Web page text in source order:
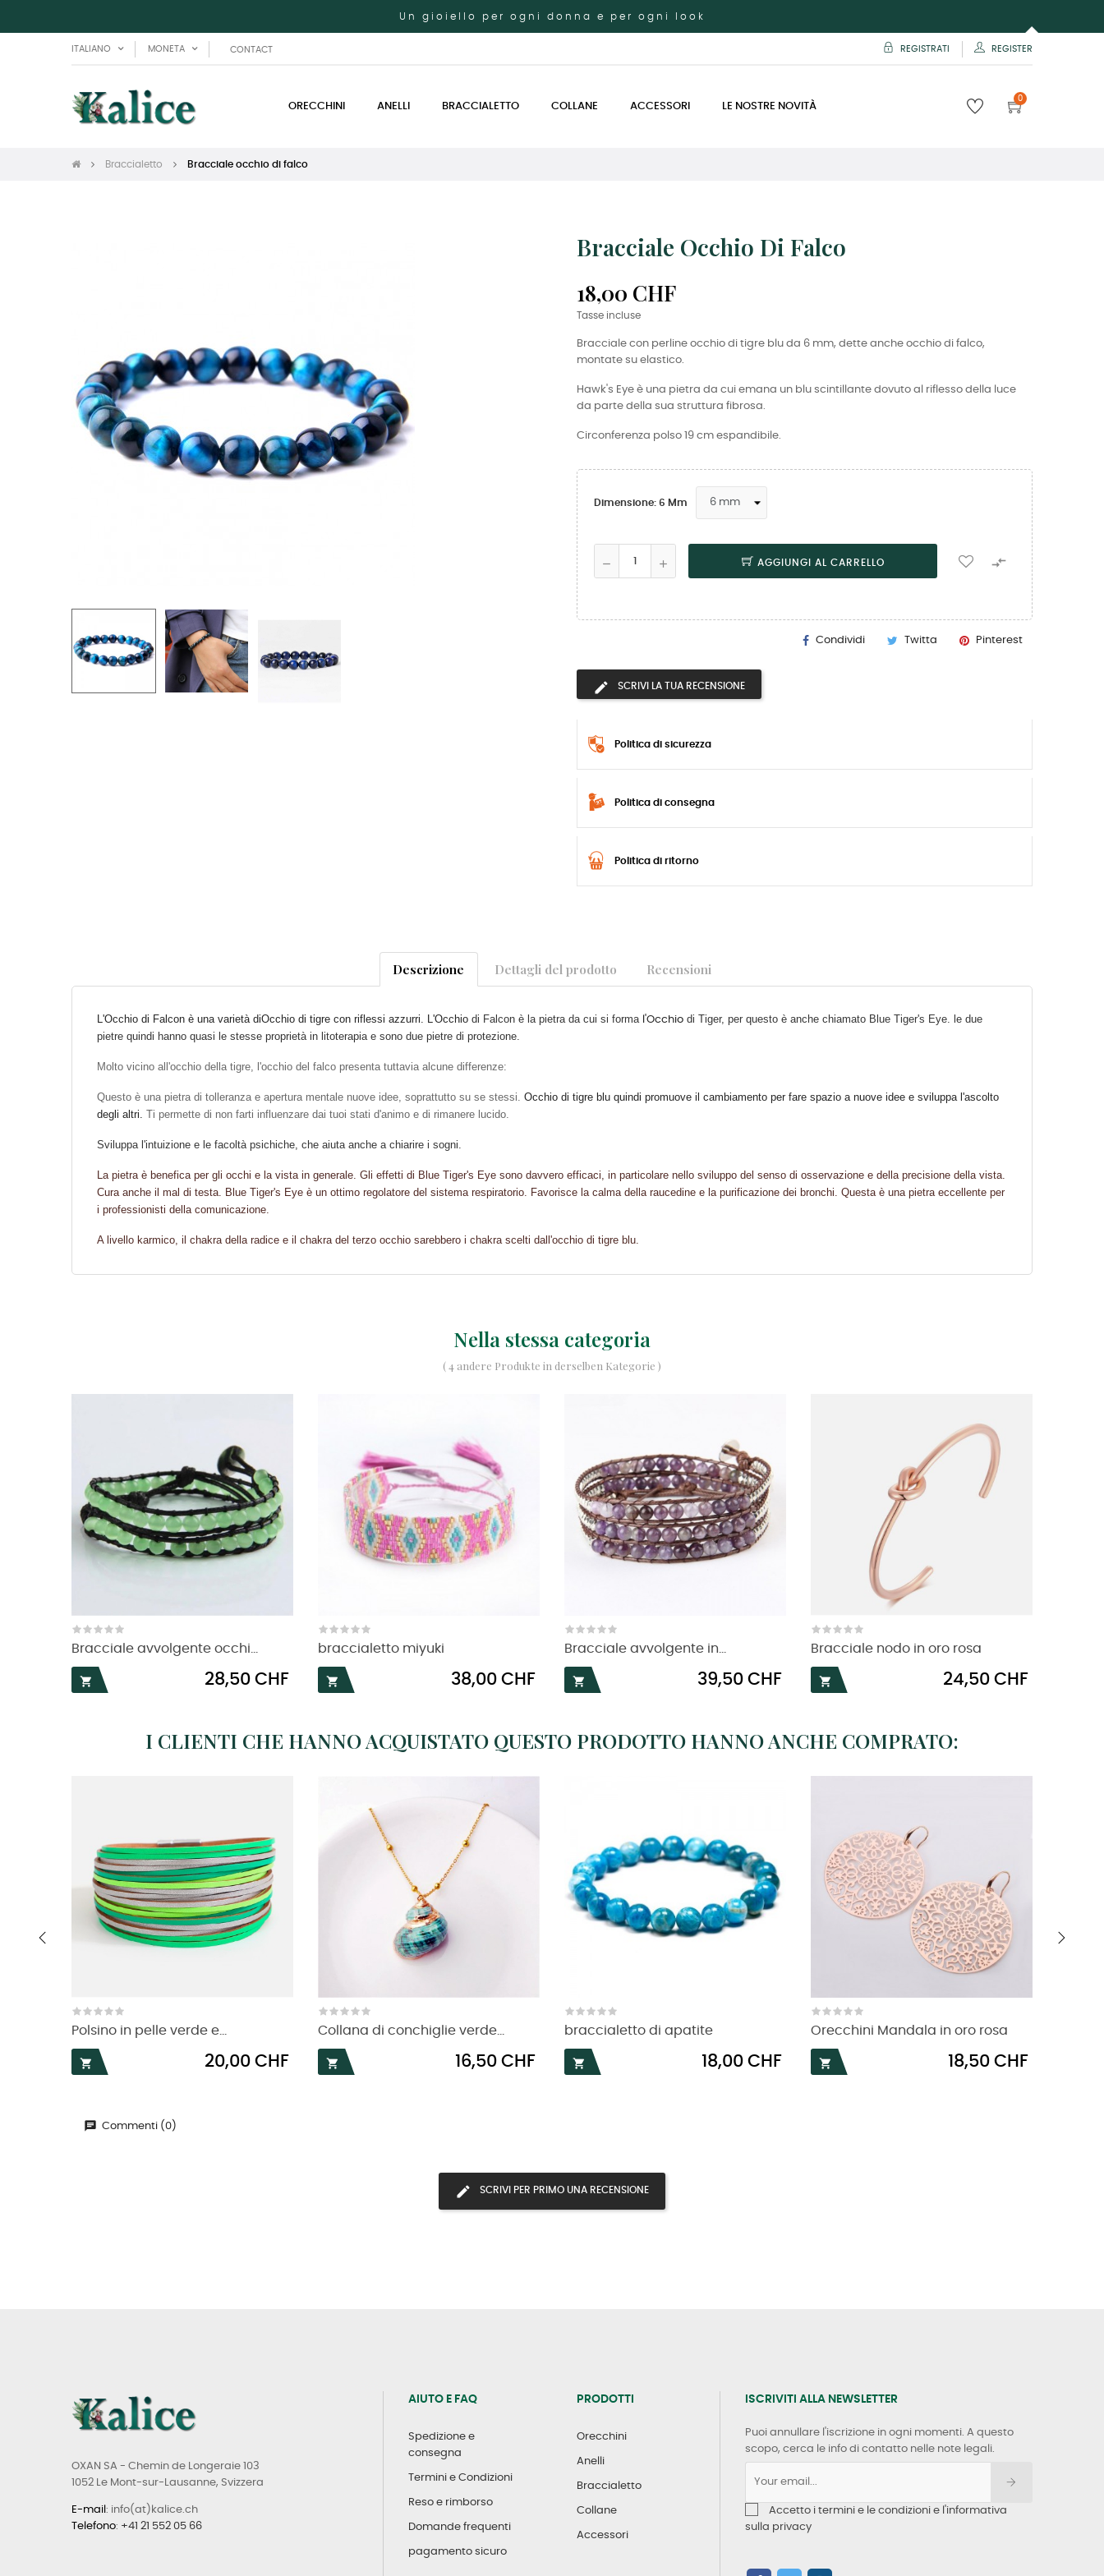
Un gioiello per ogni donna e per ogni look
ITALIANO MONETA CONTACT REGISTRATI REGISTER
ORECCHINI ANELLI BRACCIALETTO COLLANE ACCESSORI LE NOSTRE NOVITÀ
0
Braccialetto Bracciale occhio di falco
Bracciale Occhio Di Falco
18,00 CHF
Tasse incluse
Bracciale con perline occhio di tigre blu da 6 mm, dette anche occhio di falco,
montate su elastico.
Hawk's Eye è una pietra da cui emana un blu scintillante dovuto al riflesso della luce
da parte della sua struttura fibrosa.
Circonferenza polso 19 cm espandibile.
Dimensione: 6 Mm
AGGIUNGI AL CARRELLO 
Condividi Twitta Pinterest
SCRIVI LA TUA RECENSIONE
Politica di sicurezza
Politica di consegna
Politica di ritorno
Descrizione Dettagli del prodotto Recensioni
L'Occhio di Falcon è una varietà diOcchio di tigre con riflessi azzurri. L'Occhio di Falcon è la pietra da cui si forma l'Occhio di Tiger, per questo è anche chiamato Blue Tiger's Eye. le due
pietre quindi hanno quasi le stesse proprietà in litoterapia e sono due pietre di protezione.
Molto vicino all'occhio della tigre, l'occhio del falco presenta tuttavia alcune differenze:
Questo è una pietra di tolleranza e apertura mentale nuove idee, soprattutto su se stessi. Occhio di tigre blu quindi promuove il cambiamento per fare spazio a nuove idee e sviluppa l'ascolto
degli altri. Ti permette di non farti influenzare dai tuoi stati d'animo e di rimanere lucido.
Sviluppa l'intuizione e le facoltà psichiche, che aiuta anche a chiarire i sogni.
La pietra è benefica per gli occhi e la vista in generale. Gli effetti di Blue Tiger's Eye sono davvero efficaci, in particolare nello sviluppo del senso di osservazione e della precisione della vista.
Cura anche il mal di testa. Blue Tiger's Eye è un ottimo regolatore del sistema respiratorio. Favorisce la calma della raucedine e la purificazione dei bronchi. Questa è una pietra eccellente per
i professionisti della comunicazione.
A livello karmico, il chakra della radice e il chakra del terzo occhio sarebbero i chakra scelti dall'occhio di tigre blu.
Nella stessa categoria
( 4 andere Produkte in derselben Kategorie )
Bracciale avvolgente occhi...

Prezzo
28,50 CHF
braccialetto miyuki

Prezzo
38,00 CHF
Bracciale avvolgente in...

Prezzo
39,50 CHF
Bracciale nodo in oro rosa

Prezzo
24,50 CHF
I CLIENTI CHE HANNO ACQUISTATO QUESTO PRODOTTO HANNO ANCHE COMPRATO:
Polsino in pelle verde e...

Prezzo
20,00 CHF
Collana di conchiglie verde...

Prezzo
16,50 CHF
braccialetto di apatite

Prezzo
18,00 CHF
Orecchini Mandala in oro rosa

Prezzo
18,50 CHF
Commenti (0)
SCRIVI PER PRIMO UNA RECENSIONE
OXAN SA - Chemin de Longeraie 103
1052 Le Mont-sur-Lausanne, Svizzera
E-mail : info(at)kalice.ch
Telefono: +41 21 552 05 66
AIUTO E FAQ
Spedizione e
consegna
Termini e Condizioni
Reso e rimborso
Domande frequenti
pagamento sicuro
PRODOTTI
Orecchini
Anelli
Braccialetto
Collane
Accessori
ISCRIVITI ALLA NEWSLETTER
Puoi annullare l'iscrizione in ogni momenti. A questo
scopo, cerca le info di contatto nelle note legali.
Accetto i termini e le condizioni e l'informativa
sulla privacy